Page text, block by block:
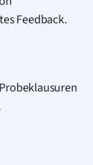
Feedback.